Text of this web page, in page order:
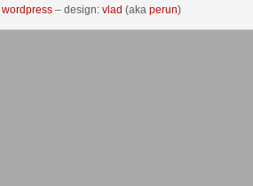
wordpress – design: vlad (aka perun)